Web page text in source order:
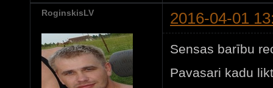
RoginskisLV 2016-04-01
Sensas barību
Pavasari kadu